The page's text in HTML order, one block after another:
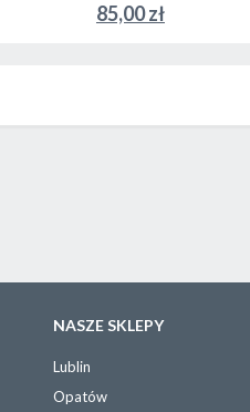
85,00 zł
NASZE SKLEPY
Lublin
Opatów